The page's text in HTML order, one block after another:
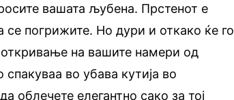
вашата љубена. Прстенот е
се погрижите. Но дури и откако ќе го
на вашите намери од
во убава кутија во
облечете елегантно сако за тој